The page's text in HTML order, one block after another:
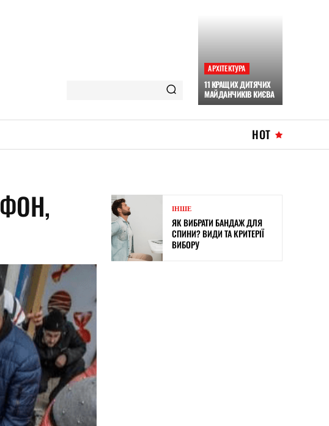
АРХІТЕКТУРА
11 КРАЩИХ ДИТЯЧИХ
МАЙДАНЧИКІВ КИЄВА
HOT
ІНШЕ
ЯК ВИБРАТИ БАНДАЖ ДЛЯ
СПИНИ? ВИДИ ТА КРИТЕРІЇ
ВИБОРУ